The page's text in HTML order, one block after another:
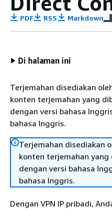
PDF RSS Markdown
Di halaman ini
Terjemahan disediakan
konten terjemahan yang
dengan versi bahasa
bahasa Inggris.
Terjemahan disediakan
konten terjemahan
dengan versi bahasa
bahasa Inggris.
Dengan VPN IP pribadi,